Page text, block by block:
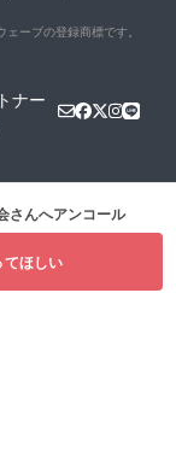
ーブの登録商標です。
ナー
さんへアンコール
ほしい